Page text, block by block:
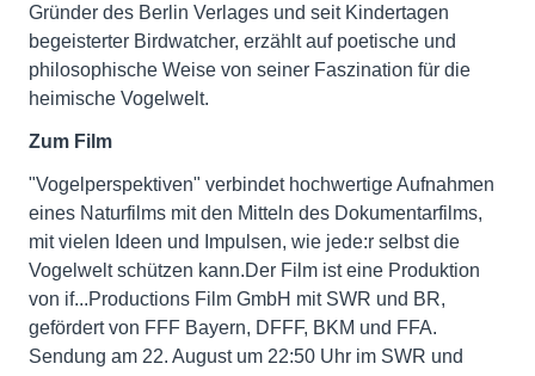
Gründer des Berlin Verlages und seit Kindertagen
begeisterter Birdwatcher, erzählt auf poetische und
philosophische Weise von seiner Faszination für die
heimische Vogelwelt.
Zum Film
"Vogelperspektiven" verbindet hochwertige Aufnahmen
eines Naturfilms mit den Mitteln des Dokumentarfilms,
mit vielen Ideen und Impulsen, wie jede:r selbst die
Vogelwelt schützen kann.Der Film ist eine Produktion
von if...Productions Film GmbH mit SWR und BR,
gefördert von FFF Bayern, DFFF, BKM und FFA.
Sendung am 22. August um 22:50 Uhr im SWR und